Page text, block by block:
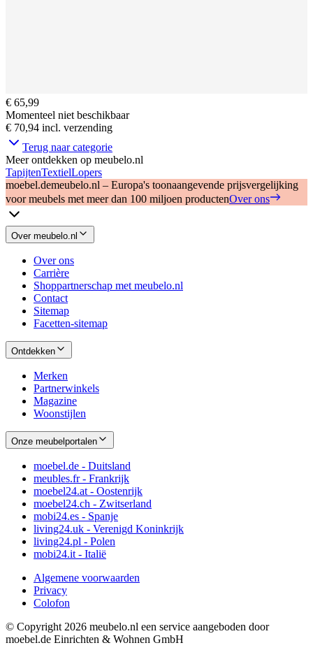
€ 65,99
Momenteel niet beschikbaar
€ 70,94 incl. verzending
Terug naar categorie
Meer ontdekken op meubelo.nl
TapijtenTextielLopers
moebel.demeubelo.nl – Europa's toonaangevende prijsvergelijking
voor meubels met meer dan 100 miljoen productenOver ons
Over meubelo.nl
Over ons
Carrière
Shoppartnerschap met meubelo.nl
Contact
Sitemap
Facetten-sitemap
Ontdekken
Merken
Partnerwinkels
Magazine
Woonstijlen
Onze meubelportalen
moebel.de - Duitsland
meubles.fr - Frankrijk
moebel24.at - Oostenrijk
moebel24.ch - Zwitserland
mobi24.es - Spanje
living24.uk - Verenigd Koninkrijk
living24.pl - Polen
mobi24.it - Italië
Algemene voorwaarden
Privacy
Colofon
© Copyright 2026 meubelo.nl een service aangeboden door
moebel.de Einrichten & Wohnen GmbH